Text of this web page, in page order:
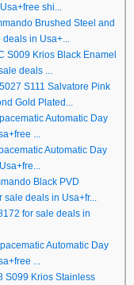
shi...
Brushed Steel and
deals in Usa+...
S009 Krios Black Enamel
deals ...
S111 Salvatore Pink
Gold Plated...
Automatic Day
...
Automatic Day
Black PVD
sale deals in Usa+fr...
for sale deals in
Automatic Day
...
S099 Krios Stainless